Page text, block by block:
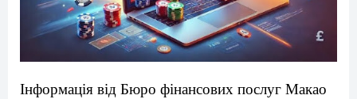
Інформація від Бюро фінансових послуг Макао